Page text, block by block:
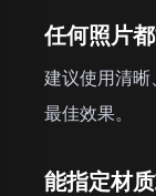
任何照片
建议使用清
最佳效果。
能指定材